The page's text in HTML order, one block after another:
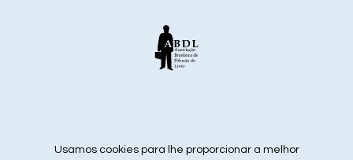
siga nas redes sociais
Usamos cookies para lhe proporcionar a melhor